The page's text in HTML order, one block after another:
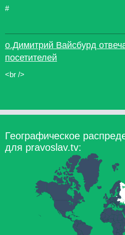
#
о.Димитрий Вайсбурд
посетителей
<br />
Географическое
для pravoslav.tv: